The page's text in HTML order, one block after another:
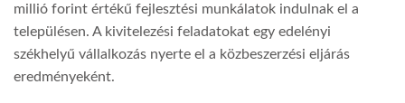
millió forint értékű fejlesztési munkálatok indulnak el a
településen. A kivitelezési feladatokat egy edelényi
székhelyű vállalkozás nyerte el a közbeszerzési eljárás
eredményeként.